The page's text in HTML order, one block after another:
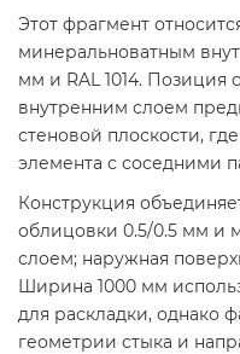
Этот фрагмент
минеральноватным
мм и RAL 1014. Позиция
внутренним слоем
стеновой плоскости,
элемента с соседними
Конструкция
облицовки 0.5/0.5 мм и
слоем; наружная
Ширина 1000 мм
для раскладки, однако
геометрии стыка и